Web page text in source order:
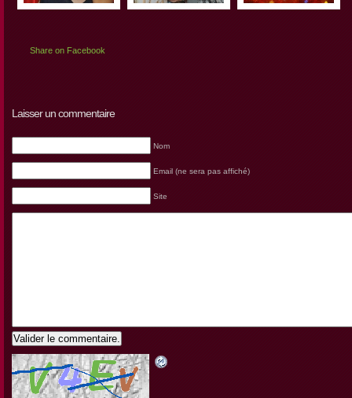
Share on Facebook
Laisser un commentaire
Nom
Email (ne sera pas affiché)
Site
Valider le commentaire.